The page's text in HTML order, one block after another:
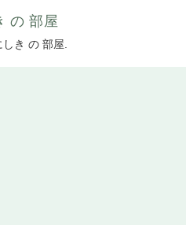
の 部屋
き の 部屋.